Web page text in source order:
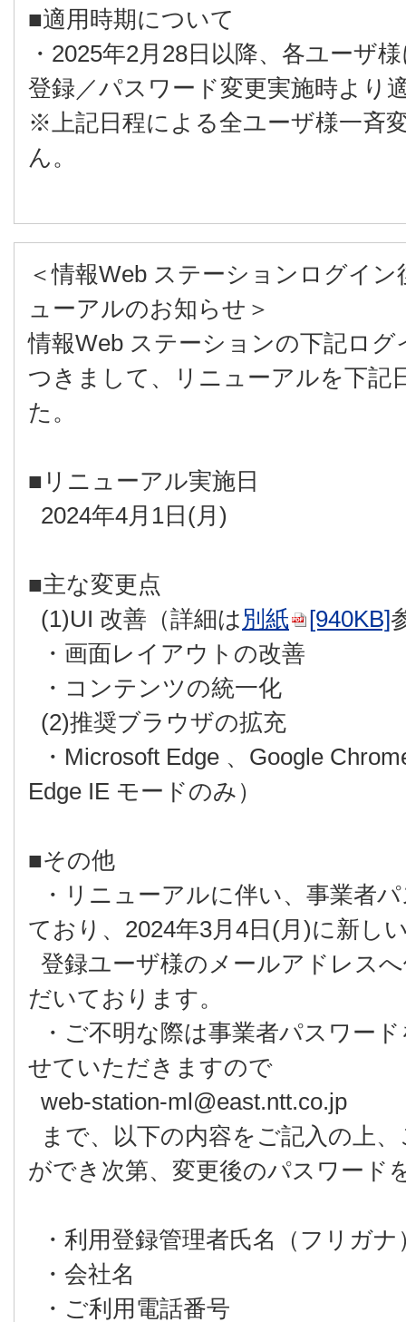
■適用時期について
・2025年2月28日以降、各ユーザ
登録／パスワード変更実施時より
※上記日程による全ユーザ様一斉
ん。
＜情報Web ステーションログイ
ューアルのお知らせ＞
情報Web ステーションの下記ロ
つきまして、リニューアルを下記
た。
■リニューアル実施日
2024年4月1日(月)
■主な変更点
(1)UI 改善（詳細は 別紙 [940KB]
・画面レイアウトの改善
・コンテンツの統一化
(2)推奨ブラウザの拡充
・Microsoft Edge 、Google
Edge IE モードのみ）
■その他
・リニューアルに伴い、事業者
ており、2024年3月4日(月)に新し
登録ユーザ様のメールアドレス
だいております。
・ご不明な際は事業者パスワー
せていただきますので
web-station-ml@east.ntt.co.jp
まで、以下の内容をご記入の上
ができ次第、変更後のパスワード
・利用登録管理者氏名（フリガナ
・会社名
・ご利用電話番号